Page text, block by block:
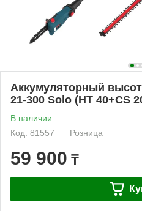
Аккумуляторный
21-300 Solo (HT 40+CS
В наличии
Код: 81557
Розница
59 900 ₸